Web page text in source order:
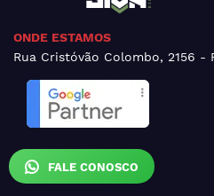
FALE CONOSCO
ONDE ESTAMOS
Rua Cristóvão Colombo, 2156 -